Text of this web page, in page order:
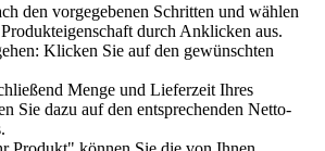
den vorgegebenen Schritten und wählen
durch Anklicken aus.
Klicken Sie auf den gewünschten
Menge und Lieferzeit Ihres
Sie dazu auf den entsprechenden Netto-